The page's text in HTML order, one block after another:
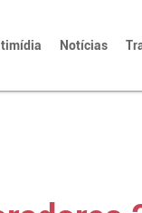
Notícias